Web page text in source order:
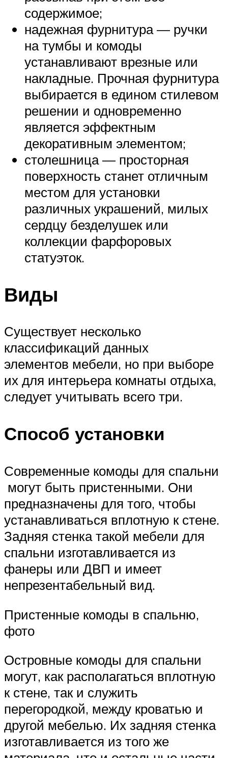
содержимое;
надежная фурнитура — ручки
на тумбы и комоды
устанавливают врезные или
накладные. Прочная фурнитура
выбирается в едином стилевом
решении и одновременно
является эффектным
декоративным элементом;
столешница — просторная
поверхность станет отличным
местом для установки
различных украшений, милых
сердцу безделушек или
коллекции фарфоровых
статуэток.
Виды
Существует несколько
классификаций данных
элементов мебели, но при выборе
их для интерьера комнаты отдыха,
следует учитывать всего три.
Способ установки
Современные комоды для спальни
могут быть пристенными. Они
предназначены для того, чтобы
устанавливаться вплотную к стене.
Задняя стенка такой мебели для
спальни изготавливается из
фанеры или ДВП и имеет
непрезентабельный вид.
Пристенные комоды в спальню,
фото
Островные комоды для спальни
могут, как располагаться вплотную
к стене, так и служить
перегородкой, между кроватью и
другой мебелью. Их задняя стенка
изготавливается из того же